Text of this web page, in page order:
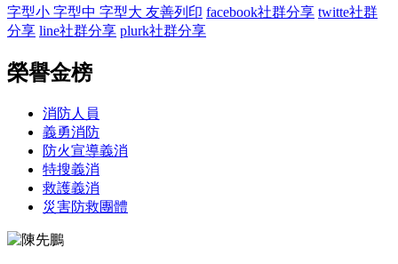
字型小 字型中 字型大 友善列印 facebook社群分享 twitte社群
分享 line社群分享 plurk社群分享
榮譽金榜
消防人員
義勇消防
防火宣導義消
特搜義消
救護義消
災害防救團體